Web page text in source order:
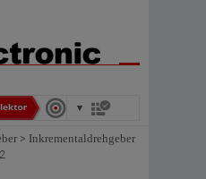
> Inkrementaldrehgeber